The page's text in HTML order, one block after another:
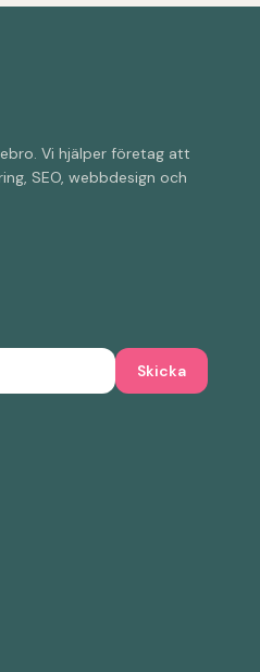
Vi hjälper företag att
SEO, webbdesign och
Skicka